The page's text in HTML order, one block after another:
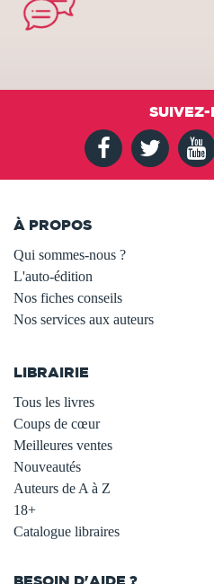
SUIVEZ-
À PROPOS
Qui sommes-nous ?
L'auto-édition
Nos fiches conseils
Nos services aux auteurs
LIBRAIRIE
Tous les livres
Coups de cœur
Meilleures ventes
Nouveautés
Auteurs de A à Z
18+
Catalogue libraires
BESOIN D'AIDE ?